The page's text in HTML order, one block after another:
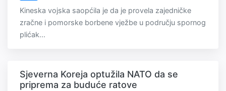
Kineska vojska saopćila je da je provela zajedničke
zračne i pomorske borbene vježbe u području spornog
plićak...
Sjeverna Koreja optužila NATO da se
priprema za buduće ratove